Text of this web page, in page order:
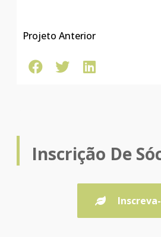
Projeto Anterior
Inscrição De